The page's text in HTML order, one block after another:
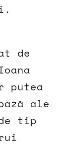
de
putea
ale
tip